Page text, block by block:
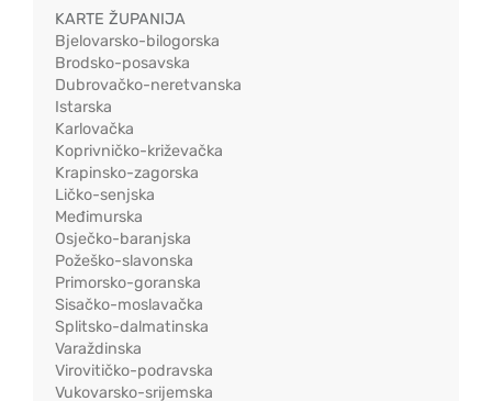
KARTE ŽUPANIJA
Bjelovarsko-bilogorska
Brodsko-posavska
Dubrovačko-neretvanska
Istarska
Karlovačka
Koprivničko-križevačka
Krapinsko-zagorska
Ličko-senjska
Međimurska
Osječko-baranjska
Požeško-slavonska
Primorsko-goranska
Sisačko-moslavačka
Splitsko-dalmatinska
Varaždinska
Virovitičko-podravska
Vukovarsko-srijemska